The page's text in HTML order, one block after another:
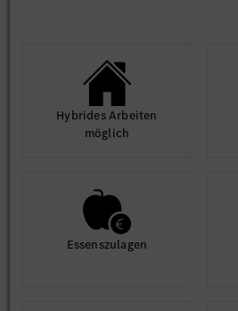
Hybrides Arbeiten
möglich
Essens­zulagen